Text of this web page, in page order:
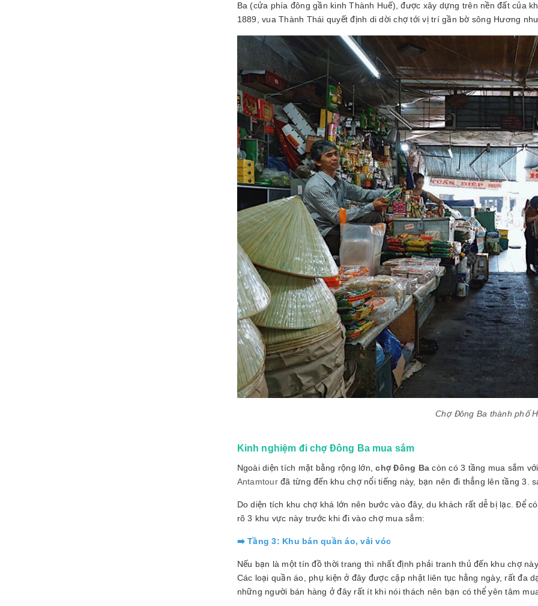
Ba (cửa phía đông gần kinh Thành Huế), được xây dựng trên nền đất của
1889, vua Thành Thái quyết định di dời chợ tới vị trí gần bờ sông Hương
Chợ Đông Ba thành phố
Kinh nghiệm đi chợ Đông Ba mua sắm
Ngoài diện tích mặt bằng rộng lớn,chợ Đông Ba còn có 3 tầng mua sắm
Antamtourđã từng đến khu chợ nổi tiếng này, bạn nên đi thẳng lên tầng 3.
Do diện tích khu chợ khá lớn nên bước vào đây, du khách rất dễ bị lạc. Để
rõ 3 khu vực này trước khi đi vào chợ mua sắm:
➡️ Tầng 3: Khu bán quần áo, vải vóc
Nếu bạn là một tín đồ thời trang thì nhất định phải tranh thủ đến khu chợ
Các loại quần áo, phụ kiện ở đây được cập nhật liên tục hằng ngày, rất đa
những người bán hàng ở đây rất ít khi nói thách nên bạn có thể yên tâm